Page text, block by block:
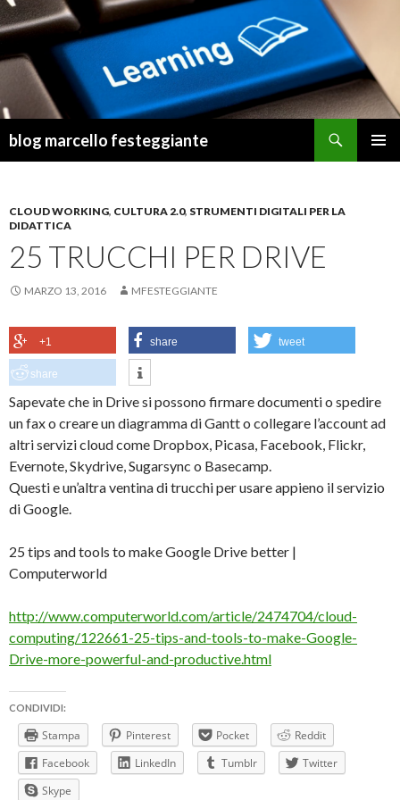
blog marcello festeggiante
CLOUD WORKING, CULTURA 2.0, STRUMENTI DIGITALI PER LA
DIDATTICA
25 TRUCCHI PER DRIVE
MARZO 13, 2016 MFESTEGGIANTE
+1 share tweet
share
Sapevate che in Drive si possono firmare documenti o spedire
un fax o creare un diagramma di Gantt o collegare l’account ad
altri servizi cloud come Dropbox, Picasa, Facebook, Flickr,
Evernote, Skydrive, Sugarsync o Basecamp.
Questi e un’altra ventina di trucchi per usare appieno il servizio
di Google.
25 tips and tools to make Google Drive better |
Computerworld
http://www.computerworld.com/article/2474704/cloud-
computing/122661-25-tips-and-tools-to-make-Google-
Drive-more-powerful-and-productive.html
CONDIVIDI:
Stampa Pinterest Pocket
Reddit
Facebook
LinkedIn Tumblr
Twitter
Skype